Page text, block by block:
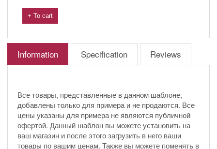
+ To cart
Information Specification Reviews
Все товары, представленные в данном шаблоне,
добавлены только для примера и не продаются. Все
цены указаны для примера не являются публичной
офертой. Данный шаблон вы можете установить на
ваш магазин и после этого загрузить в него ваши
товары по вашим ценам. Также вы можете поменять в